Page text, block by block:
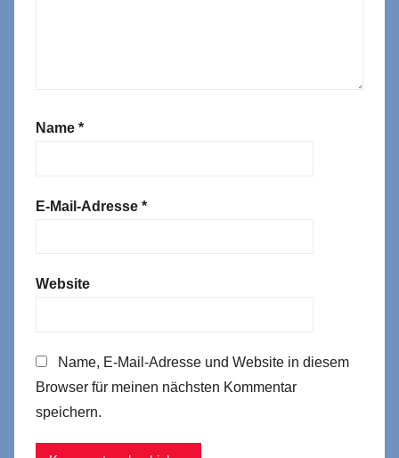
Name *
E-Mail-Adresse *
Website
Name, E-Mail-Adresse und Website in diesem
Browser für meinen nächsten Kommentar
speichern.